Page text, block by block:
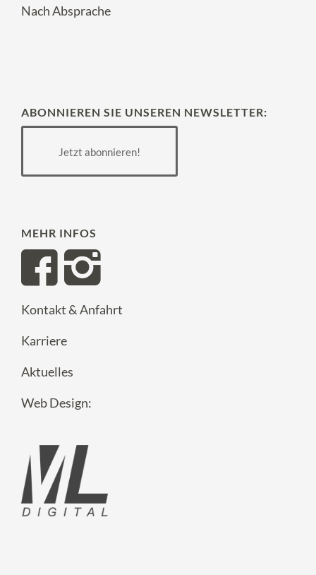
Nach Absprache
ABONNIEREN SIE UNSEREN NEWSLETTER:
Jetzt abonnieren!
MEHR INFOS
Kontakt & Anfahrt
Karriere
Aktuelles
Web Design: